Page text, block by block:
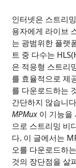
인터넷은 스트리
용자에게 라이브
는 광범위한 플랫
트 중 다수는
은 적응형 스트리
를 효율적으로 제
를 다운로드하는
간단하지 않습니
MPMux 이 기능을
으로 스트리밍 비
다. 이 글에서는
오를 다운로드하
것의 장단점을 살